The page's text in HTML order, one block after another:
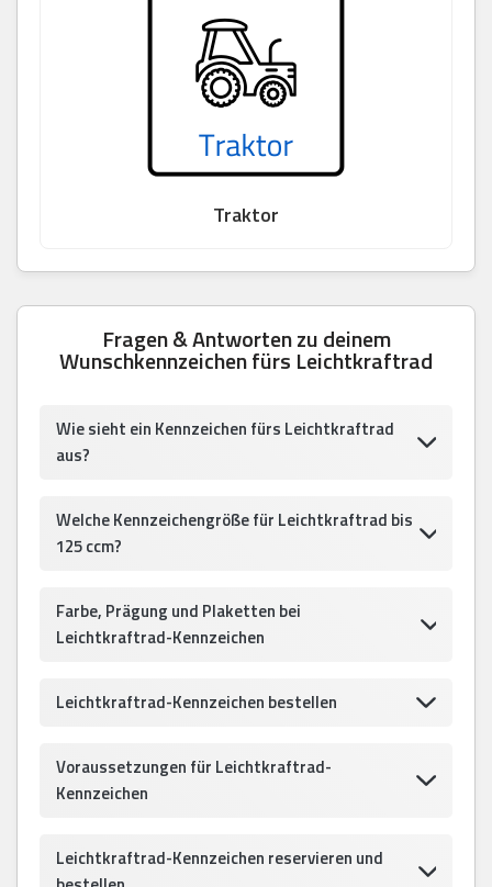
Traktor
Fragen & Antworten zu deinem
Wunschkennzeichen fürs Leichtkraftrad
Wie sieht ein Kennzeichen fürs Leichtkraftrad
aus?
Welche Kennzeichengröße für Leichtkraftrad bis
125 ccm?
Farbe, Prägung und Plaketten bei
Leichtkraftrad-Kennzeichen
Leichtkraftrad-Kennzeichen bestellen
Voraussetzungen für Leichtkraftrad-
Kennzeichen
Leichtkraftrad-Kennzeichen reservieren und